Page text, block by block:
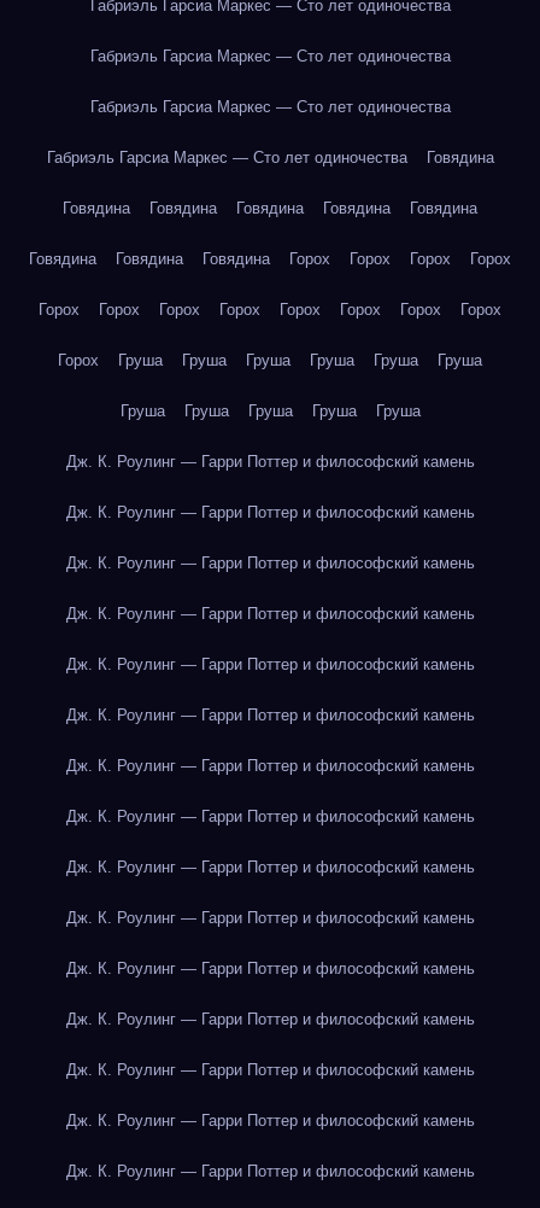
Габриэль Гарсиа Маркес — Сто лет одиночества
Габриэль Гарсиа Маркес — Сто лет одиночества
Габриэль Гарсиа Маркес — Сто лет одиночества
Габриэль Гарсиа Маркес — Сто лет одиночества Говядина
Говядина Говядина Говядина Говядина Говядина
Говядина Говядина Говядина Горох Горох Горох Горох
Горох Горох Горох Горох Горох Горох Горох Горох
Горох Груша Груша Груша Груша Груша Груша
Груша Груша Груша Груша Груша
Дж. К. Роулинг — Гарри Поттер и философский камень
Дж. К. Роулинг — Гарри Поттер и философский камень
Дж. К. Роулинг — Гарри Поттер и философский камень
Дж. К. Роулинг — Гарри Поттер и философский камень
Дж. К. Роулинг — Гарри Поттер и философский камень
Дж. К. Роулинг — Гарри Поттер и философский камень
Дж. К. Роулинг — Гарри Поттер и философский камень
Дж. К. Роулинг — Гарри Поттер и философский камень
Дж. К. Роулинг — Гарри Поттер и философский камень
Дж. К. Роулинг — Гарри Поттер и философский камень
Дж. К. Роулинг — Гарри Поттер и философский камень
Дж. К. Роулинг — Гарри Поттер и философский камень
Дж. К. Роулинг — Гарри Поттер и философский камень
Дж. К. Роулинг — Гарри Поттер и философский камень
Дж. К. Роулинг — Гарри Поттер и философский камень